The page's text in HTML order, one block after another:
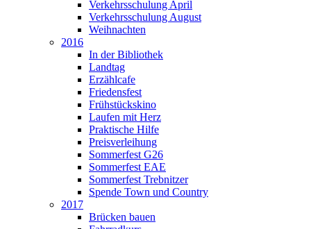
Verkehrsschulung April
Verkehrsschulung August
Weihnachten
2016
In der Bibliothek
Landtag
Erzählcafe
Friedensfest
Frühstückskino
Laufen mit Herz
Praktische Hilfe
Preisverleihung
Sommerfest G26
Sommerfest EAE
Sommerfest Trebnitzer
Spende Town und Country
2017
Brücken bauen